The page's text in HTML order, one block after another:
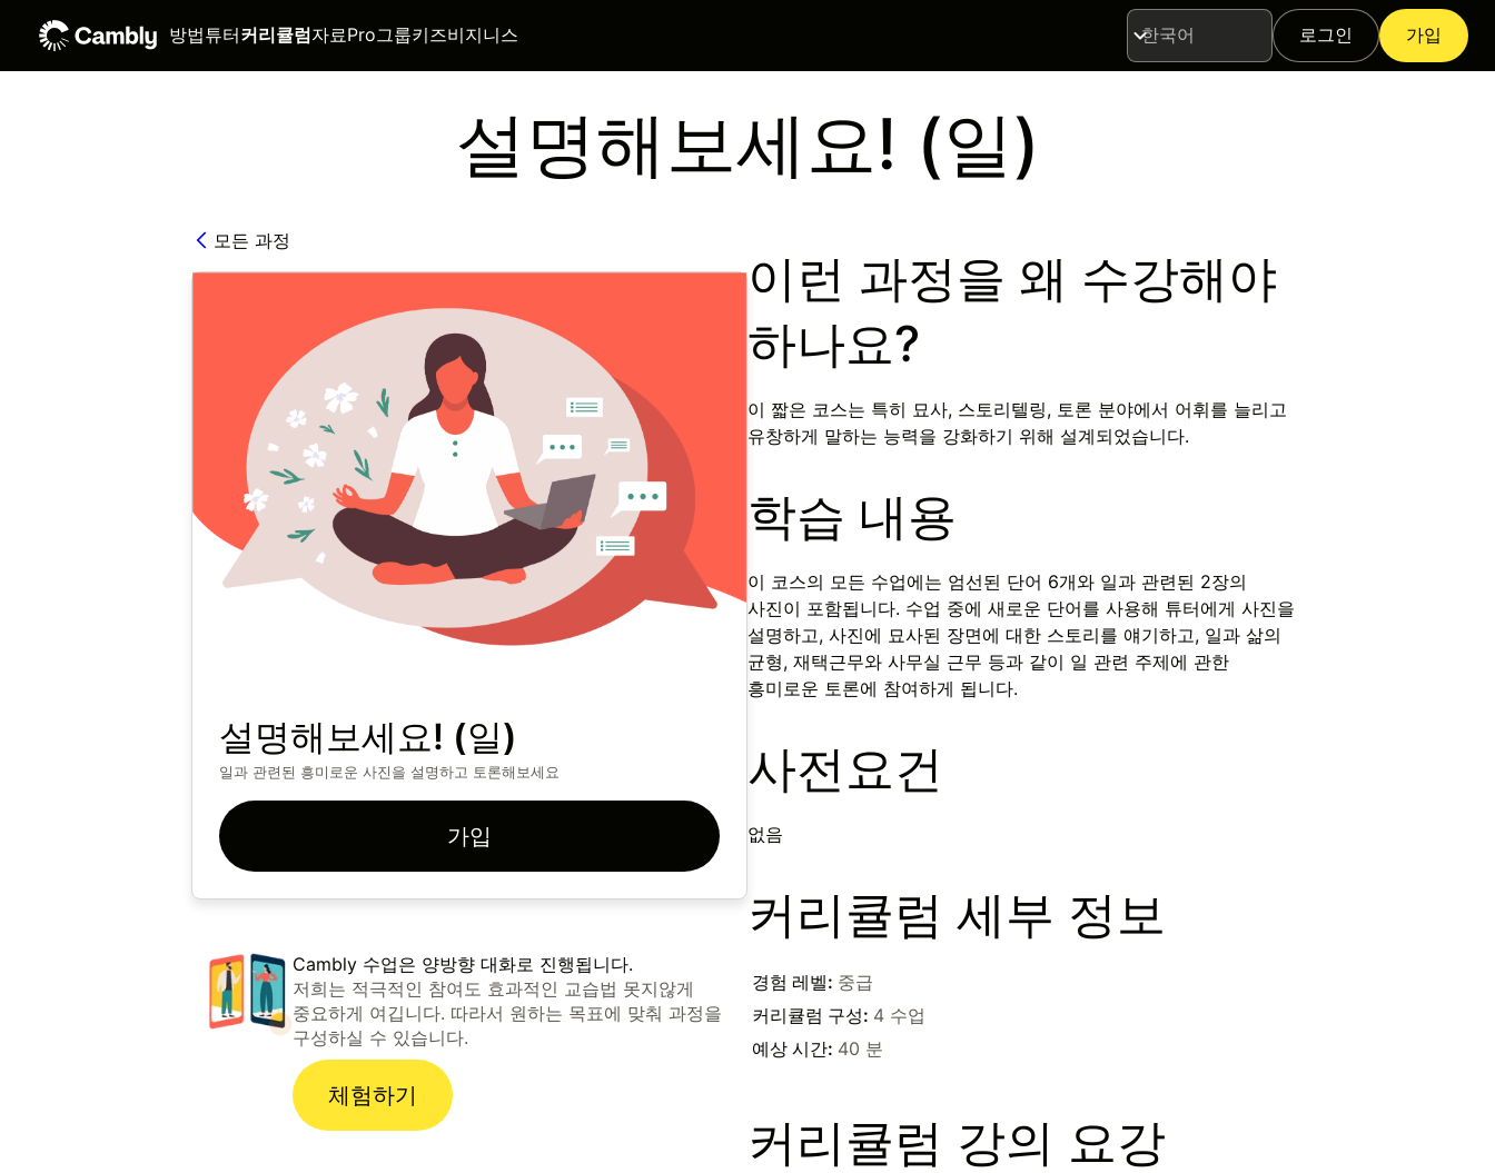
방법튜터커리큘럼자료Pro그룹키즈비지니스
언
어
로그인 가입
설명해보세요! (일)
모든 과정
설명해보세요! (일)
일과 관련된 흥미로운 사진을 설명하고 토론해보세요
가입
Cambly 수업은 양방향 대화로 진행됩니다.
저희는 적극적인 참여도 효과적인 교습법 못지않게
중요하게 여깁니다. 따라서 원하는 목표에 맞춰 과정을
구성하실 수 있습니다.
체험하기
이런 과정을 왜 수강해야
하나요?
이 짧은 코스는 특히 묘사, 스토리텔링, 토론 분야에서 어휘를 늘리고
유창하게 말하는 능력을 강화하기 위해 설계되었습니다.
학습 내용
이 코스의 모든 수업에는 엄선된 단어 6개와 일과 관련된 2장의
사진이 포함됩니다. 수업 중에 새로운 단어를 사용해 튜터에게 사진을
설명하고, 사진에 묘사된 장면에 대한 스토리를 얘기하고, 일과 삶의
균형, 재택근무와 사무실 근무 등과 같이 일 관련 주제에 관한
흥미로운 토론에 참여하게 됩니다.
사전요건
없음
커리큘럼 세부 정보
경험 레벨: 중급
커리큘럼 구성: 4 수업
예상 시간: 40 분
커리큘럼 강의 요강